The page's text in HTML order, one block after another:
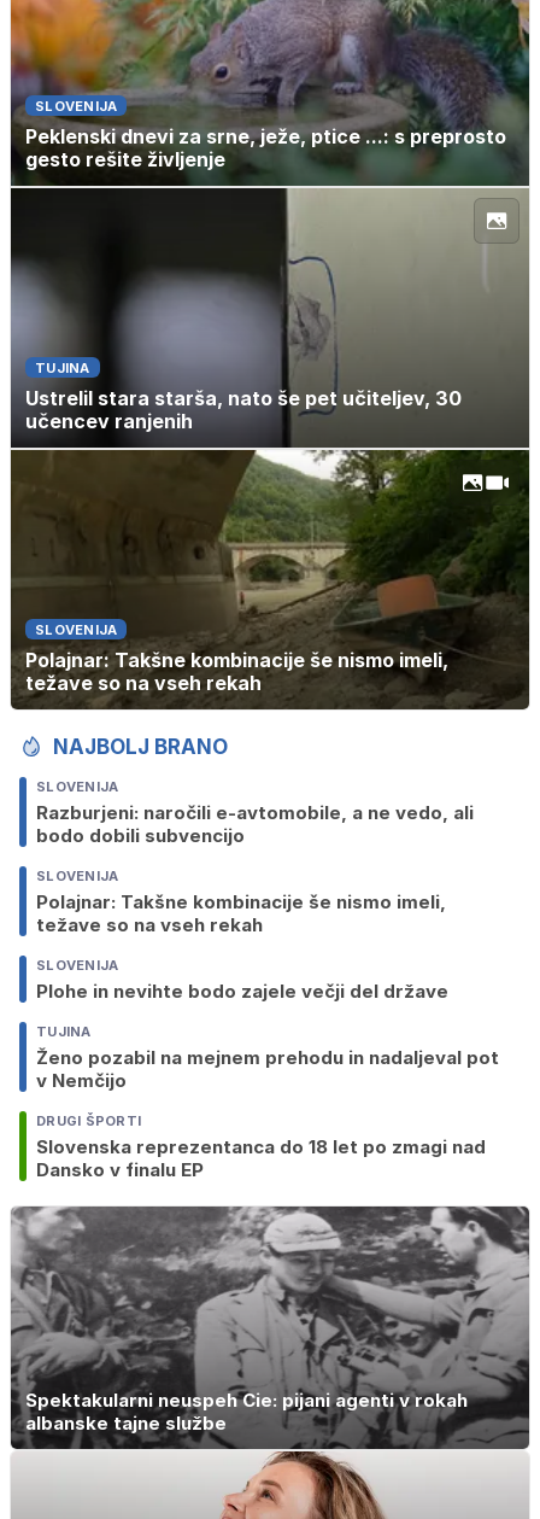
SLOVENIJA
Peklenski dnevi za srne, ježe, ptice ...: s preprosto
gesto rešite življenje
TUJINA
Ustrelil stara starša, nato še pet učiteljev, 30
učencev ranjenih
SLOVENIJA
Polajnar: Takšne kombinacije še nismo imeli,
težave so na vseh rekah
NAJBOLJ BRANO
SLOVENIJA
Razburjeni: naročili e-avtomobile, a ne vedo, ali
bodo dobili subvencijo
SLOVENIJA
Polajnar: Takšne kombinacije še nismo imeli,
težave so na vseh rekah
SLOVENIJA
Plohe in nevihte bodo zajele večji del države
TUJINA
Ženo pozabil na mejnem prehodu in nadaljeval pot
v Nemčijo
DRUGI ŠPORTI
Slovenska reprezentanca do 18 let po zmagi nad
Dansko v finalu EP
Spektakularni neuspeh Cie: pijani agenti v rokah
albanske tajne službe